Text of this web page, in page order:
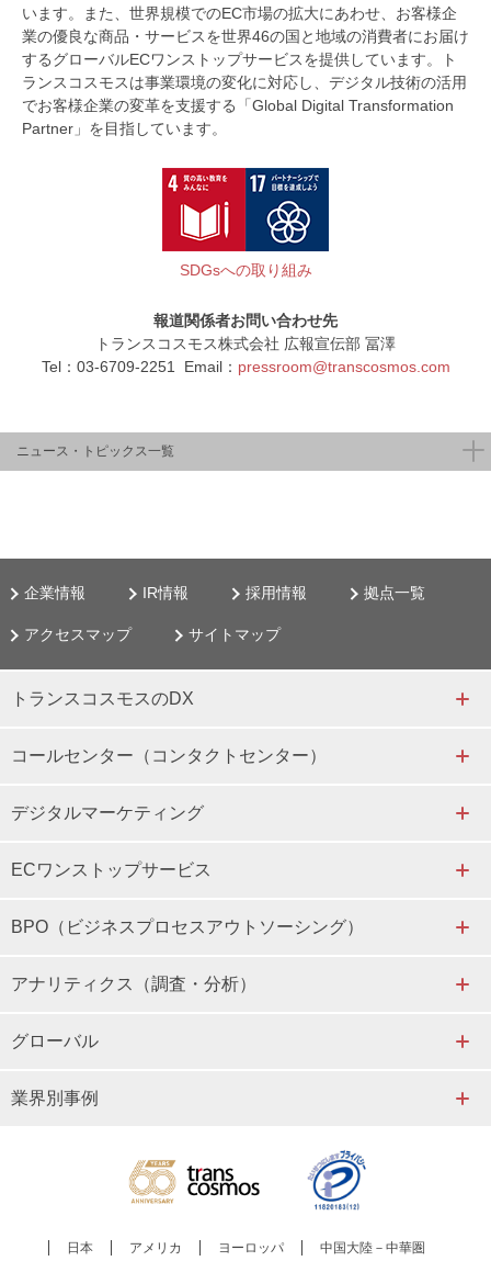
います。また、世界規模でのEC市場の拡大にあわせ、お客様企
業の優良な商品・サービスを世界46の国と地域の消費者にお届け
するグローバルECワンストップサービスを提供しています。ト
ランスコスモスは事業環境の変化に対応し、デジタル技術の活用
でお客様企業の変革を支援する「Global Digital Transformation
Partner」を目指しています。
SDGsへの取り組み
報道関係者お問い合わせ先
トランスコスモス株式会社 広報宣伝部 冨澤
Tel：03-6709-2251 Email： pressroom@transcosmos.com
ニュース・トピックス一覧
企業情報 IR情報 採用情報 拠点一覧
アクセスマップ サイトマップ
トランスコスモスのDX
コールセンター（コンタクトセンター）
デジタルマーケティング
ECワンストップサービス
BPO（ビジネスプロセスアウトソーシング）
アナリティクス（調査・分析）
グローバル
業界別事例
日本 アメリカ ヨーロッパ 中国大陸－中華圏